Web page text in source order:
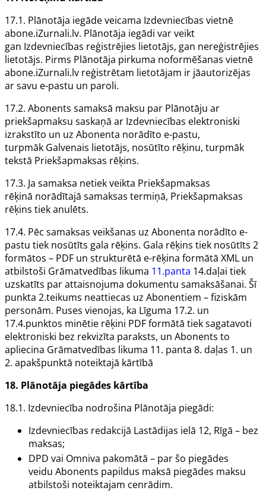
17.1. Plānotāja iegāde veicama Izdevniecības vietnē
abone.iZurnali.lv. Plānotāja iegādi var veikt
gan Izdevniecības reģistrējies lietotājs, gan nereģistrējies
lietotājs. Pirms Plānotāja pirkuma noformēšanas vietnē
abone.iZurnali.lv reģistrētam lietotājam ir jāautorizējas
ar savu e-pastu un paroli.
17.2. Abonents samaksā maksu par Plānotāju ar
priekšapmaksu saskaņā ar Izdevniecības elektroniski
izrakstīto un uz Abonenta norādīto e-pastu,
turpmāk Galvenais lietotājs, nosūtīto rēķinu, turpmāk
tekstā Priekšapmaksas rēķins.
17.3. Ja samaksa netiek veikta Priekšapmaksas
rēķinā norādītajā samaksas termiņā, Priekšapmaksas
rēķins tiek anulēts.
17.4. Pēc samaksas veikšanas uz Abonenta norādīto e-
pastu tiek nosūtīts gala rēķins. Gala rēķins tiek nosūtīts 2
formātos – PDF un strukturētā e-rēķina formātā XML un
atbilstoši Grāmatvedības likuma 11.panta 14.daļai tiek
uzskatīts par attaisnojuma dokumentu samaksāšanai. Šī
punkta 2.teikums neattiecas uz Abonentiem – fiziskām
personām. Puses vienojas, ka Līguma 17.2. un
17.4.punktos minētie rēķini PDF formātā tiek sagatavoti
elektroniski bez rekvizīta paraksts, un Abonents to
apliecina Grāmatvedības likuma 11. panta 8. daļas 1. un
2. apakšpunktā noteiktajā kārtībā
18. Plānotāja piegādes kārtība
18.1. Izdevniecība nodrošina Plānotāja piegādi:
Izdevniecības redakcijā Lastādijas ielā 12, Rīgā – bez
maksas;
DPD vai Omniva pakomātā – par šo piegādes
veidu Abonents papildus maksā piegādes maksu
atbilstoši noteiktajam cenrādim.